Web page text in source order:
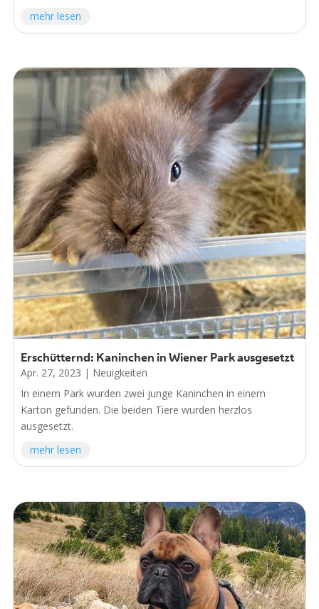
mehr lesen
Erschütternd: Kaninchen in Wiener Park ausgesetzt
Apr. 27, 2023 | Neuigkeiten
In einem Park wurden zwei junge Kaninchen in einem
Karton gefunden. Die beiden Tiere wurden herzlos
ausgesetzt.
mehr lesen